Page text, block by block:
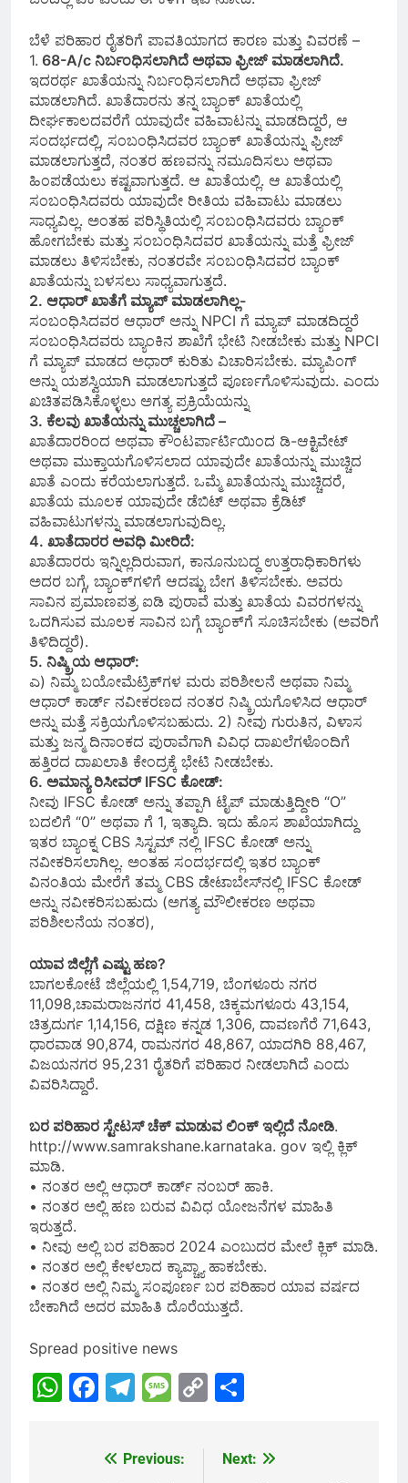
ಬೆಳೆ ಪರಿಹಾರ ರೈತರಿಗೆ ಪಾವತಿಯಾಗದ ಕಾರಣ ಮತ್ತು ವಿವರಣೆ –
1. 68-A/c ನಿರ್ಬಂಧಿಸಲಾಗಿದೆ ಅಥವಾ ಫ್ರೀಜ್ ಮಾಡಲಾಗಿದೆ.
ಇದರರ್ಥ ಖಾತೆಯನ್ನು ನಿರ್ಬಂಧಿಸಲಾಗಿದೆ ಅಥವಾ ಫ್ರೀಜ್
ಮಾಡಲಾಗಿದೆ. ಖಾತೆದಾರನು ತನ್ನ ಬ್ಯಾಂಕ್ ಖಾತೆಯಲ್ಲಿ
ದೀರ್ಘಕಾಲದವರೆಗೆ ಯಾವುದೇ ವಹಿವಾಟನ್ನು ಮಾಡದಿದ್ದರೆ, ಆ
ಸಂದರ್ಭದಲ್ಲಿ, ಸಂಬಂಧಿಸಿದವರ ಬ್ಯಾಂಕ್ ಖಾತೆಯನ್ನು ಫ್ರೀಜ್
ಮಾಡಲಾಗುತ್ತದೆ, ನಂತರ ಹಣವನ್ನು ನಮೂದಿಸಲು ಅಥವಾ
ಹಿಂಪಡೆಯಲು ಕಷ್ಟವಾಗುತ್ತದೆ. ಆ ಖಾತೆಯಲ್ಲಿ. ಆ ಖಾತೆಯಲ್ಲಿ
ಸಂಬಂಧಿಸಿದವರು ಯಾವುದೇ ರೀತಿಯ ವಹಿವಾಟು ಮಾಡಲು
ಸಾಧ್ಯವಿಲ್ಲ. ಅಂತಹ ಪರಿಸ್ಥಿತಿಯಲ್ಲಿ ಸಂಬಂಧಿಸಿದವರು ಬ್ಯಾಂಕ್‌
ಹೋಗಬೇಕು ಮತ್ತು ಸಂಬಂಧಿಸಿದವರ ಖಾತೆಯನ್ನು ಮತ್ತೆ ಫ್ರೀಜ್
ಮಾಡಲು ತಿಳಿಸಬೇಕು, ನಂತರವೇ ಸಂಬಂಧಿಸಿದವರ ಬ್ಯಾಂಕ್
ಖಾತೆಯನ್ನು ಬಳಸಲು ಸಾಧ್ಯವಾಗುತ್ತದೆ.
2. ಆಧಾರ್ ಖಾತೆಗೆ ಮ್ಯಾಪ್ ಮಾಡಲಾಗಿಲ್ಲ-
ಸಂಬಂಧಿಸಿದವರ ಆಧಾರ್ ಅನ್ನು NPCI ಗೆ ಮ್ಯಾಪ್ ಮಾಡದಿದ್ದರೆ
ಸಂಬಂಧಿಸಿದವರು ಬ್ಯಾಂಕಿನ ಶಾಖೆಗೆ ಭೇಟಿ ನೀಡಬೇಕು ಮತ್ತು NPCI
ಗೆ ಮ್ಯಾಪ್ ಮಾಡದ ಅಧಾರ್ ಕುರಿತು ವಿಚಾರಿಸಬೇಕು. ಮ್ಯಾಪಿಂಗ್
ಅನ್ನು ಯಶಸ್ವಿಯಾಗಿ ಮಾಡಲಾಗುತ್ತದೆ ಪೂರ್ಣಗೊಳಿಸುವುದು. ಎಂದು
ಖಚಿತಪಡಿಸಿಕೊಳ್ಳಲು ಅಗತ್ಯ ಪ್ರಕ್ರಿಯೆಯನ್ನು
3. ಕೆಲವು ಖಾತೆಯನ್ನು ಮುಚ್ಚಲಾಗಿದೆ –
ಖಾತೆದಾರರಿಂದ ಅಥವಾ ಕೌಂಟರ್ಪಾರ್ಟಿಯಿಂದ ಡಿ-ಆಕ್ಟಿವೇಟ್
ಅಥವಾ ಮುಕ್ತಾಯಗೊಳಿಸಲಾದ ಯಾವುದೇ ಖಾತೆಯನ್ನು ಮುಚ್ಚಿದ
ಖಾತೆ ಎಂದು ಕರೆಯಲಾಗುತ್ತದೆ. ಒಮ್ಮೆ ಖಾತೆಯನ್ನು ಮುಚ್ಚಿದರೆ,
ಖಾತೆಯ ಮೂಲಕ ಯಾವುದೇ ಡೆಬಿಟ್ ಅಥವಾ ಕ್ರೆಡಿಟ್
ವಹಿವಾಟುಗಳನ್ನು ಮಾಡಲಾಗುವುದಿಲ್ಲ.
4. ಖಾತೆದಾರರ ಅವಧಿ ಮೀರಿದೆ:
ಖಾತೆದಾರರು ಇನ್ನಿಲ್ಲದಿರುವಾಗ, ಕಾನೂನುಬದ್ಧ ಉತ್ತರಾಧಿಕಾರಿಗಳು
ಅದರ ಬಗ್ಗೆ, ಬ್ಯಾಂಕ್‌ಗಳಿಗೆ ಆದಷ್ಟು ಬೇಗ ತಿಳಿಸಬೇಕು. ಅವರು
ಸಾವಿನ ಪ್ರಮಾಣಪತ್ರ ಐಡಿ ಪುರಾವೆ ಮತ್ತು ಖಾತೆಯ ವಿವರಗಳನ್ನು
ಒದಗಿಸುವ ಮೂಲಕ ಸಾವಿನ ಬಗ್ಗೆ ಬ್ಯಾಂಕ್‌ಗೆ ಸೂಚಿಸಬೇಕು (ಅವರಿಗೆ
ತಿಳಿದಿದ್ದರೆ).
5. ನಿಷ್ಕ್ರಿಯ ಆಧಾರ್:
ಎ) ನಿಮ್ಮ ಬಯೋಮೆಟ್ರಿಕ್‌ಗಳ ಮರು ಪರಿಶೀಲನೆ ಅಥವಾ ನಿಮ್ಮ
ಆಧಾರ್ ಕಾರ್ಡ್‌ ನವೀಕರಣದ ನಂತರ ನಿಷ್ಕ್ರಿಯಗೊಳಿಸಿದ ಆಧಾರ್
ಅನ್ನು ಮತ್ತೆ ಸಕ್ರಿಯಗೊಳಿಸಬಹುದು. 2) ನೀವು ಗುರುತಿನ, ವಿಳಾಸ
ಮತ್ತು ಜನ್ಮ ದಿನಾಂಕದ ಪುರಾವೆಗಾಗಿ ವಿವಿಧ ದಾಖಲೆಗಳೊಂದಿಗೆ
ಹತ್ತಿರದ ದಾಖಲಾತಿ ಕೇಂದ್ರಕ್ಕೆ ಭೇಟಿ ನೀಡಬೇಕು.
6. ಅಮಾನ್ಯ ರಿಸೀವರ್ IFSC ಕೋಡ್:
ನೀವು IFSC ಕೋಡ್ ಅನ್ನು ತಪ್ಪಾಗಿ ಟೈಪ್ ಮಾಡುತ್ತಿದ್ದೀರಿ “O”
ಬದಲಿಗೆ “0” ಅಥವಾ ಗೆ 1, ಇತ್ಯಾದಿ. ಇದು ಹೊಸ ಶಾಖೆಯಾಗಿದ್ದು
ಇತರ ಬ್ಯಾಂಕ್ನ CBS ಸಿಸ್ಟಮ್‌ ನಲ್ಲಿ IFSC ಕೋಡ್ ಅನ್ನು
ನವೀಕರಿಸಲಾಗಿಲ್ಲ. ಅಂತಹ ಸಂದರ್ಭದಲ್ಲಿ ಇತರ ಬ್ಯಾಂಕ್
ವಿನಂತಿಯ ಮೇರೆಗೆ ತಮ್ಮ CBS ಡೇಟಾಬೇಸ್‌ನಲ್ಲಿ IFSC ಕೋಡ್
ಅನ್ನು ನವೀಕರಿಸಬಹುದು (ಅಗತ್ಯ ಮೌಲೀಕರಣ ಅಥವಾ
ಪರಿಶೀಲನೆಯ ನಂತರ),
ಯಾವ ಜಿಲ್ಲೆಗೆ ಎಷ್ಟು ಹಣ?
ಬಾಗಲಕೋಟೆ ಜಿಲ್ಲೆಯಲ್ಲಿ 1,54,719, ಬೆಂಗಳೂರು ನಗರ
11,098,ಚಾಮರಾಜನಗರ 41,458, ಚಿಕ್ಕಮಗಳೂರು 43,154,
ಚಿತ್ರದುರ್ಗ 1,14,156, ದಕ್ಷಿಣ ಕನ್ನಡ 1,306, ದಾವಣಗೆರೆ 71,643,
ಧಾರವಾಡ 90,874, ರಾಮನಗರ 48,867, ಯಾದಗಿರಿ 88,467,
ವಿಜಯನಗರ 95,231 ರೈತರಿಗೆ ಪರಿಹಾರ ನೀಡಲಾಗಿದೆ ಎಂದು
ವಿವರಿಸಿದ್ದಾರೆ.
ಬರ ಪರಿಹಾರ ಸ್ಟೇಟಸ್ ಚೆಕ್ ಮಾಡುವ ಲಿಂಕ್ ಇಲ್ಲಿದೆ ನೋಡಿ.
http://www.samrakshane.karnataka. gov ಇಲ್ಲಿ ಕ್ಲಿಕ್
ಮಾಡಿ.
• ನಂತರ ಅಲ್ಲಿ ಆಧಾರ್ ಕಾರ್ಡ್ ನಂಬರ್ ಹಾಕಿ.
• ನಂತರ ಅಲ್ಲಿ ಹಣ ಬರುವ ವಿವಿಧ ಯೋಜನೆಗಳ ಮಾಹಿತಿ
ಇರುತ್ತದೆ.
• ನೀವು ಅಲ್ಲಿ ಬರ ಪರಿಹಾರ 2024 ಎಂಬುದರ ಮೇಲೆ ಕ್ಲಿಕ್ ಮಾಡಿ.
• ನಂತರ ಅಲ್ಲಿ ಕೇಳಲಾದ ಕ್ಯಾಪ್ಚ್ಯಾ ಹಾಕಬೇಕು.
• ನಂತರ ಅಲ್ಲಿ ನಿಮ್ಮ ಸಂಪೂರ್ಣ ಬರ ಪರಿಹಾರ ಯಾವ ವರ್ಷದ
ಬೇಕಾಗಿದೆ ಅದರ ಮಾಹಿತಿ ದೊರೆಯುತ್ತದೆ.
Spread positive news
WhatsApp
Facebook
Telegram
Message
Copy
Previous:
Next: